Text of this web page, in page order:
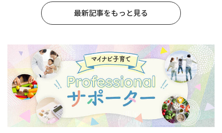
最新記事をもっと見る